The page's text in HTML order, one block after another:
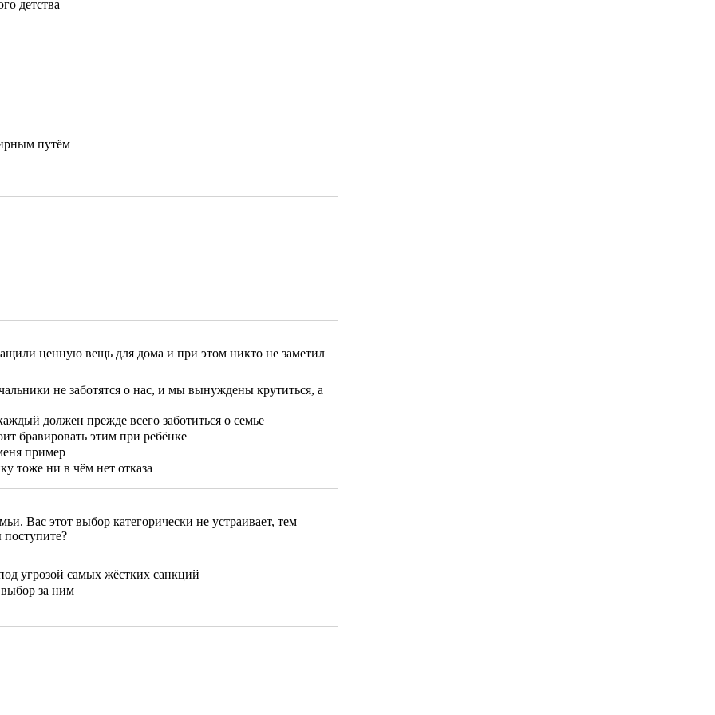
детства
путём
ценную вещь для дома и при этом никто не заметил
не заботятся о нас, и мы вынуждены крутиться, а
должен прежде всего заботиться о семье
бравировать этим при ребёнке
пример
тоже ни в чём нет отказа
Вас этот выбор категорически не устраивает, тем
угрозой самых жёстких санкций
за ним